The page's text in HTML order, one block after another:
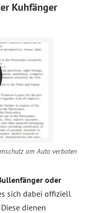
Kuhfänger
am Auto verboten
oder
sich dabei offiziell
Diese dienen